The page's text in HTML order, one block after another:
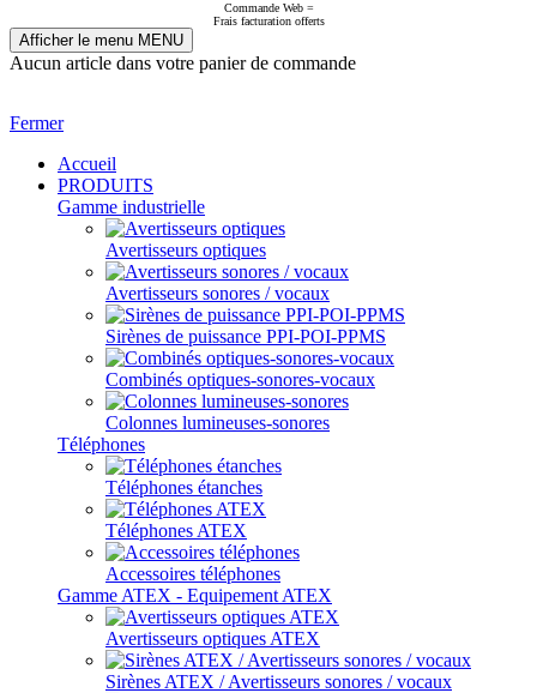
Commande Web =
Frais facturation offerts
Afficher le menu MENU
Aucun article dans votre panier de commande
Fermer
Accueil
PRODUITS
Gamme industrielle
Avertisseurs optiques
Avertisseurs sonores / vocaux
Sirènes de puissance PPI-POI-PPMS
Combinés optiques-sonores-vocaux
Colonnes lumineuses-sonores
Téléphones
Téléphones étanches
Téléphones ATEX
Accessoires téléphones
Gamme ATEX - Equipement ATEX
Avertisseurs optiques ATEX
Sirènes ATEX / Avertisseurs sonores / vocaux